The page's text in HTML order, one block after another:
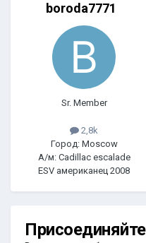
boroda7771
Sr. Member
2,8k
Город: Moscow
А/м: Cadillac escalade
ESV американец 2008